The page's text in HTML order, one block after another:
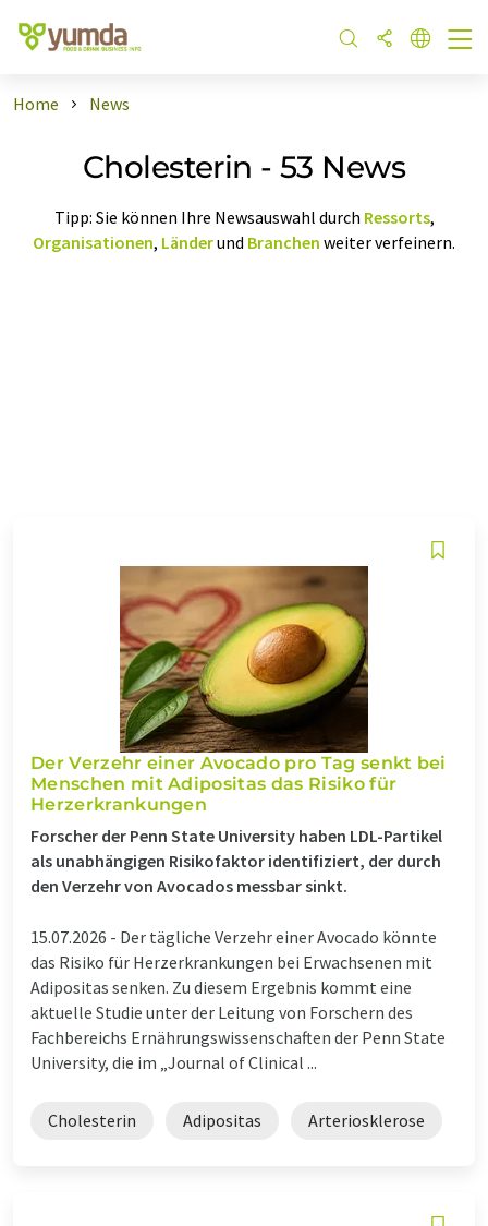
Home News
Cholesterin - 53 News
Tipp: Sie können Ihre Newsauswahl durch Ressorts,
Organisationen, Länderund Branchen weiter verfeinern.
Der Verzehr einer Avocado pro Tag senkt bei
Menschen mit Adipositas das Risiko für
Herzerkrankungen
Forscher der Penn State University haben LDL-Partikel
als unabhängigen Risikofaktor identifiziert, der durch
den Verzehr von Avocados messbar sinkt.
15.07.2026 - Der tägliche Verzehr einer Avocado könnte
das Risiko für Herzerkrankungen bei Erwachsenen mit
Adipositas senken. Zu diesem Ergebnis kommt eine
aktuelle Studie unter der Leitung von Forschern des
Fachbereichs Ernährungswissenschaften der Penn State
University, die im „Journal of Clinical ...
Cholesterin Adipositas Arteriosklerose